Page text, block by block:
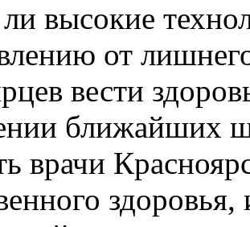
высокие
от
вести
ближайших
врачи
здоровья,